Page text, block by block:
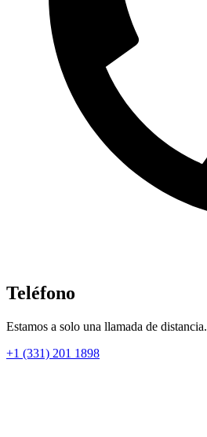
Teléfono
Estamos a solo una llamada de distancia.
+1 (331) 201 1898